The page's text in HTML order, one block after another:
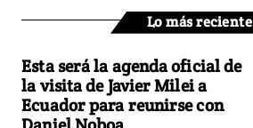
Lo más reciente
Esta será la agenda oficial de
la visita de Javier Milei a
Ecuador para reunirse con